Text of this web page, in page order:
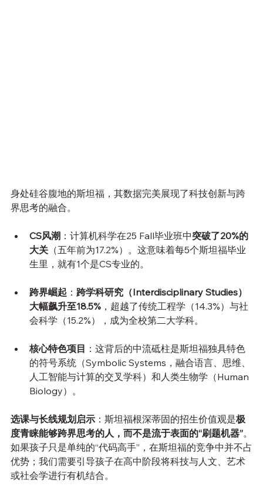
身处硅谷腹地的斯坦福，其数据完美展现了科技创新与跨
界思考的融合。
CS风潮 ：计算机科学在25 Fall毕业班中突破了20%的
大关 （五年前为17.2%）。这意味着每5个斯坦福毕业
生里，就有1个是CS专业的。
跨界崛起 ： 跨学科研究（Interdisciplinary Studies）
大幅飙升至18.5% ，超越了传统工程学（14.3%）与社
会科学（15.2%），成为全校第二大学科。
核心特色项目 ：这背后的中流砥柱是斯坦福独具特色
的符号系统（Symbolic Systems，融合语言、思维、
人工智能与计算的交叉学科）和人类生物学（Human
Biology）。
选课与长线规划启示 ：斯坦福根深蒂固的招生价值观是极
度青睐能够跨界思考的人，而不是流于表面的“刷题机器”。
如果孩子只是单纯的“代码高手”，在斯坦福的竞争中并不占
优势；我们需要引导孩子在高中阶段将科技与人文、艺术
或社会学进行有机结合。